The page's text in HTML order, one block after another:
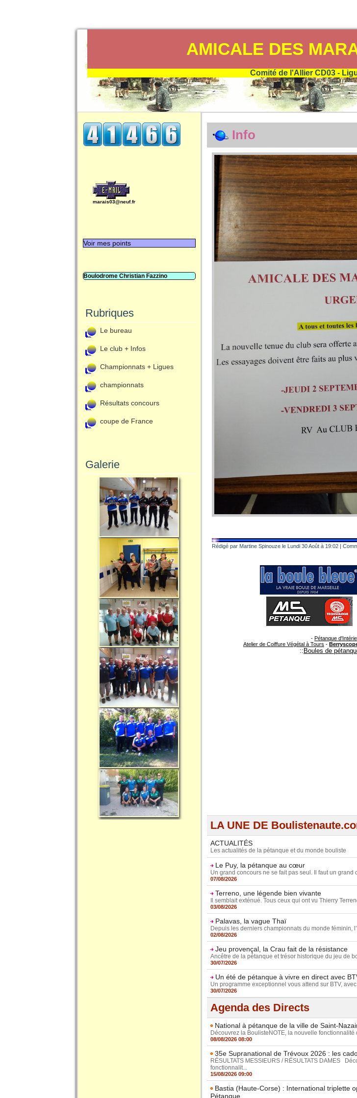
AMICALE DES
Comité de l'Allier CD03 -
marais03@neuf.fr
Voir mes points
Boulodrome Christian Fazzino
Rubriques
Le bureau
Le club + Infos
Championnats + Ligues
championnats
Résultats concours
coupe de France
Galerie
Info
Rédigé par Martine Spinouze le Lundi 30 Août à 19:02 |
- Pétanque
Atelier de Coiffure Végétal à Tours -
::Boules de
LA UNE DE
ACTUALITÉS
Les actualités de la pétanque et du monde bouliste
Le Puy, la pétanque au cœur
Un grand concours ne se fait pas seul. Il faut un grand
07/08/2026
Terreno, une légende bien vivante
Il semblait exténué. Tous ceux qui ont vu Thierry
03/08/2026
Palavas, la vague Thaï
Depuis les derniers championnats du monde féminin,
02/08/2026
Jeu provençal, la Crau fait de la résistance
Ancêtre de la pétanque et trésor historique du jeu de
30/07/2026
Un été de pétanque à vivre en direct avec
Un programme exceptionnel vous attend sur BTV,
30/07/2026
Agenda des Directs
National à pétanque de la ville de Saint-
Découvrez la BoulisteNOTE, la nouvelle fonctionnalité
08/08/2026 08:00
35e Supranational de Trévoux 2026 : les
RÉSULTATS MESSIEURS / RÉSULTATS DAMES
fonctionnalit...
15/08/2026 09:00
Bastia (Haute-Corse) : International triplette
Pétanque